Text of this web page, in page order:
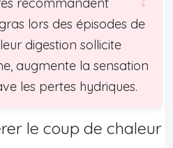
lors des épisodes de
digestion sollicite
augmente la sensation
les pertes hydriques.
le coup de chaleur